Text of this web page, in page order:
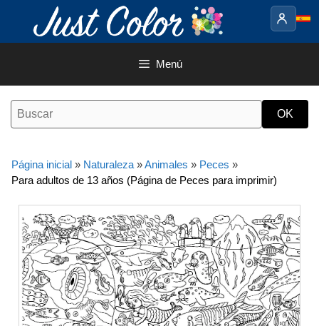
contenido
Menú
Página inicial » Naturaleza »Animales » Peces »
Para adultos de 13 años (Página de Peces para imprimir)